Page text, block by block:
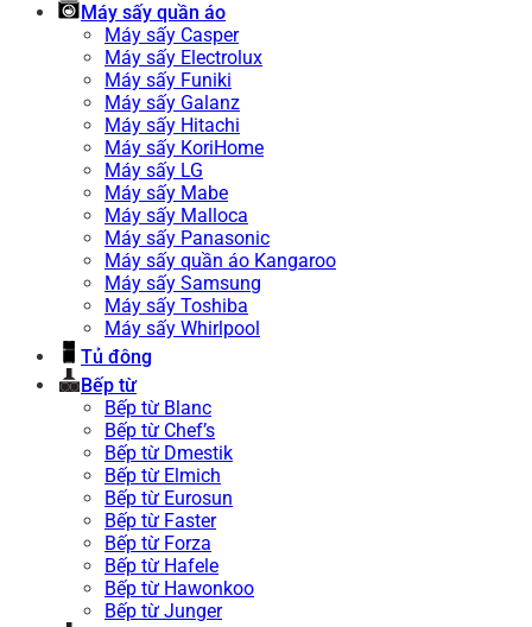
Máy sấy quần áo
Máy sấy Casper
Máy sấy Electrolux
Máy sấy Funiki
Máy sấy Galanz
Máy sấy Hitachi
Máy sấy KoriHome
Máy sấy LG
Máy sấy Mabe
Máy sấy Malloca
Máy sấy Panasonic
Máy sấy quần áo Kangaroo
Máy sấy Samsung
Máy sấy Toshiba
Máy sấy Whirlpool
Tủ đông
Bếp từ
Bếp từ Blanc
Bếp từ Chef’s
Bếp từ Dmestik
Bếp từ Elmich
Bếp từ Eurosun
Bếp từ Faster
Bếp từ Forza
Bếp từ Hafele
Bếp từ Hawonkoo
Bếp từ Junger